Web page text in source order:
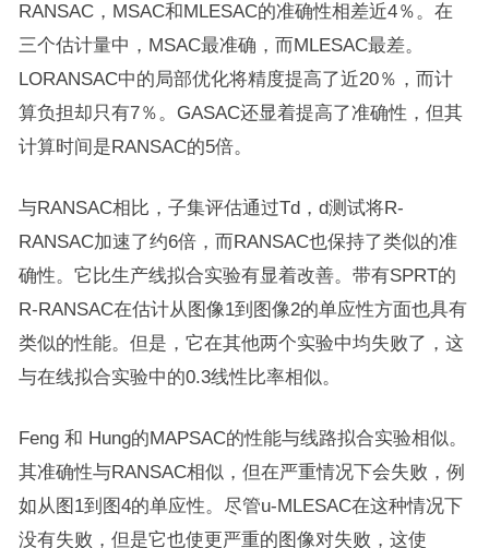
RANSAC，MSAC和MLESAC的准确性相差近4％。在
三个估计量中，MSAC最准确，而MLESAC最差。
LORANSAC中的局部优化将精度提高了近20％，而计
算负担却只有7％。GASAC还显着提高了准确性，但其
计算时间是RANSAC的5倍。
与RANSAC相比，子集评估通过Td，d测试将R-
RANSAC加速了约6倍，而RANSAC也保持了类似的准
确性。它比生产线拟合实验有显着改善。带有SPRT的
R-RANSAC在估计从图像1到图像2的单应性方面也具有
类似的性能。但是，它在其他两个实验中均失败了，这
与在线拟合实验中的0.3线性比率相似。
Feng 和 Hung的MAPSAC的性能与线路拟合实验相似。
其准确性与RANSAC相似，但在严重情况下会失败，例
如从图1到图4的单应性。尽管u-MLESAC在这种情况下
没有失败，但是它也使更严重的图像对失败，这使